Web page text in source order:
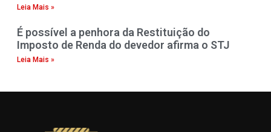
Leia Mais »
É possível a penhora da Restituição do
Imposto de Renda do devedor afirma o STJ
Leia Mais »